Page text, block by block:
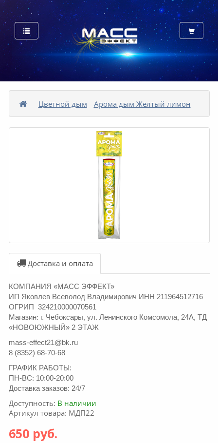
Цветной дым Арома дым Желтый лимон
Доставка и оплата
КОМПАНИЯ «МАСС ЭФФЕКТ»
ИП Яковлев Всеволод Владимирович ИНН 211964512716
ОГРИП 324210000070561
Магазин: г. Чебоксары, ул. Ленинского Комсомола, 24А, ТД
«НОВОЮЖНЫЙ» 2 ЭТАЖ
mass-effect21@bk.ru
8 (8352) 68-70-68
ГРАФИК РАБОТЫ:
ПН-ВС: 10:00-20:00
Доставка заказов: 24/7
Доступность: В наличии
Артикул товара: МДП22
650 руб.